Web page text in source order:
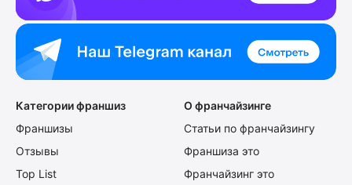
Категории франшиз
Франшизы
Отзывы
Top List
О франчайзинге
Статьи по франчайзингу
Франшиза это
Франчайзинг это